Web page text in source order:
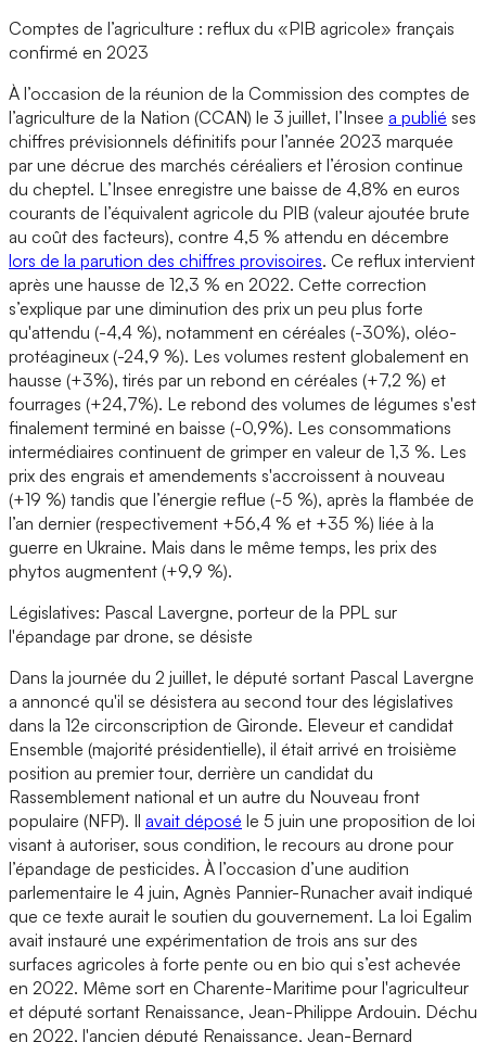
Comptes de l’agriculture : reflux du «PIB agricole» français
confirmé en 2023
À l’occasion de la réunion de la Commission des comptes de
l’agriculture de la Nation (CCAN) le 3 juillet, l’Insee a publié ses
chiffres prévisionnels définitifs pour l’année 2023 marquée
par une décrue des marchés céréaliers et l’érosion continue
du cheptel. L’Insee enregistre une baisse de 4,8% en euros
courants de l’équivalent agricole du PIB (valeur ajoutée brute
au coût des facteurs), contre 4,5 % attendu en décembre
lors de la parution des chiffres provisoires. Ce reflux intervient
après une hausse de 12,3 % en 2022. Cette correction
s’explique par une diminution des prix un peu plus forte
qu'attendu (-4,4 %), notamment en céréales (-30%), oléo-
protéagineux (-24,9 %). Les volumes restent globalement en
hausse (+3%), tirés par un rebond en céréales (+7,2 %) et
fourrages (+24,7%). Le rebond des volumes de légumes s'est
finalement terminé en baisse (-0,9%). Les consommations
intermédiaires continuent de grimper en valeur de 1,3 %. Les
prix des engrais et amendements s'accroissent à nouveau
(+19 %) tandis que l’énergie reflue (-5 %), après la flambée de
l’an dernier (respectivement +56,4 % et +35 %) liée à la
guerre en Ukraine. Mais dans le même temps, les prix des
phytos augmentent (+9,9 %).
Législatives: Pascal Lavergne, porteur de la PPL sur
l'épandage par drone, se désiste
Dans la journée du 2 juillet, le député sortant Pascal Lavergne
a annoncé qu'il se désistera au second tour des législatives
dans la 12e circonscription de Gironde. Eleveur et candidat
Ensemble (majorité présidentielle), il était arrivé en troisième
position au premier tour, derrière un candidat du
Rassemblement national et un autre du Nouveau front
populaire (NFP). Il avait déposé le 5 juin une proposition de loi
visant à autoriser, sous condition, le recours au drone pour
l’épandage de pesticides. À l’occasion d’une audition
parlementaire le 4 juin, Agnès Pannier-Runacher avait indiqué
que ce texte aurait le soutien du gouvernement. La loi Egalim
avait instauré une expérimentation de trois ans sur des
surfaces agricoles à forte pente ou en bio qui s’est achevée
en 2022. Même sort en Charente-Maritime pour l'agriculteur
et député sortant Renaissance, Jean-Philippe Ardouin. Déchu
en 2022, l'ancien député Renaissance, Jean-Bernard